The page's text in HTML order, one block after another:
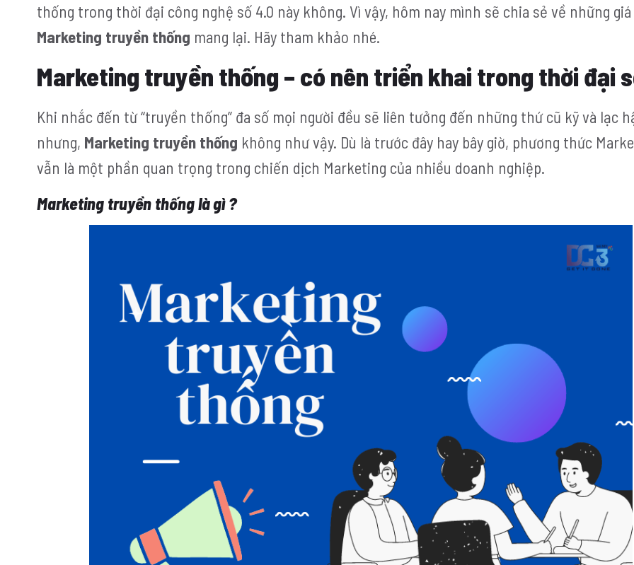
thống trong thời đại công nghệ số 4.0 này không. Vì vậy, hôm nay mình sẽ chia sẻ về những
Marketing truyền thống mang lại. Hãy tham khảo nhé.
Marketing truyền thống – có nên triển khai trong thời đại
Khi nhắc đến từ “truyền thống” đa số mọi người đều sẽ liên tưởng đến những thứ cũ kỹ và lạc
nhưng, Marketing truyền thống không như vậy. Dù là trước đây hay bây giờ, phương thức
vẫn là một phần quan trọng trong chiến dịch Marketing của nhiều doanh nghiệp.
Marketing truyền thống là gì ?